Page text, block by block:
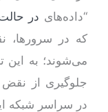
“داده‌های در
که در سرورها،
می‌شوند؛ به این
جلوگیری از نقض
در سراسر شبکه